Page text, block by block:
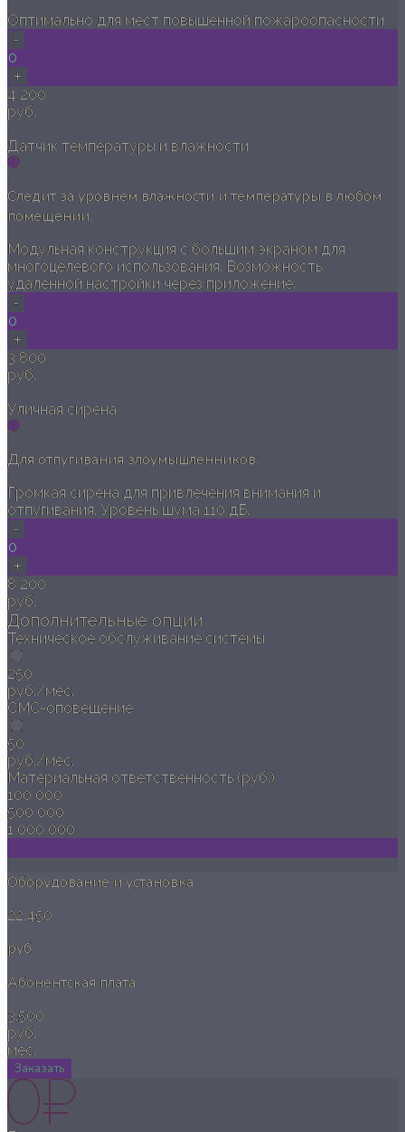
Оптимально для мест повышенной пожароопасности
-
0
+
4 200
руб.
Датчик температуры и влажности
Следит за уровнем влажности и температуры в любом
помещении.
Модульная конструкция с большим экраном для
многоцелевого использования. Возможность
удаленной настройки через приложение.
-
0
+
3 800
руб.
Уличная сирена
Для отпугивания злоумышленников.
Громкая сирена для привлечения внимания и
отпугивания. Уровень шума 110 дБ.
-
0
+
8 200
руб.
Дополнительные опции
Техническое обслуживание системы
250
руб./мес.
СМС-оповещение
50
руб./мес.
Материальная ответственность (руб.)
100 000
500 000
1 000 000
Оборудование и установка
22,450
руб.
Абонентская плата
3,500
руб.
мес.
Заказать